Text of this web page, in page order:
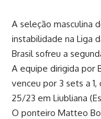
A seleção masculina
instabilidade na Liga
Brasil sofreu a
A equipe dirigida por
venceu por 3 sets a
25/23 em Liubliana
O ponteiro Matteo